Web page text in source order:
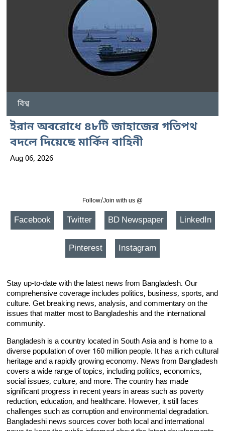
বিশ্ব
ইরান অবরোধে ৪৮টি জাহাজের গতিপথ
বদলে দিয়েছে মার্কিন বাহিনী
Aug 06, 2026
Follow/Join with us @
Facebook Twitter BD Newspaper LinkedIn
Pinterest Instagram
Stay up-to-date with the latest news from Bangladesh. Our
comprehensive coverage includes politics, business, sports, and
culture. Get breaking news, analysis, and commentary on the
issues that matter most to Bangladeshis and the international
community.
Bangladesh is a country located in South Asia and is home to a
diverse population of over 160 million people. It has a rich cultural
heritage and a rapidly growing economy. News from Bangladesh
covers a wide range of topics, including politics, economics,
social issues, culture, and more. The country has made
significant progress in recent years in areas such as poverty
reduction, education, and healthcare. However, it still faces
challenges such as corruption and environmental degradation.
Bangladeshi news sources cover both local and international